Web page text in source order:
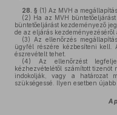
28. § (1) Az MVH a
(2) Ha az MVH
büntetőeljárást kezdeményező
de az eljárás kezdeményezéséről
(3) Az ellenőrzés
ügyfél részére kézbesíteni kell.
észrevételt tehet.
(4) Az ellenőrzést
kézhezvételétől számított
indokolják, vagy a határozat
szükségessé. Ilyen esetben
A